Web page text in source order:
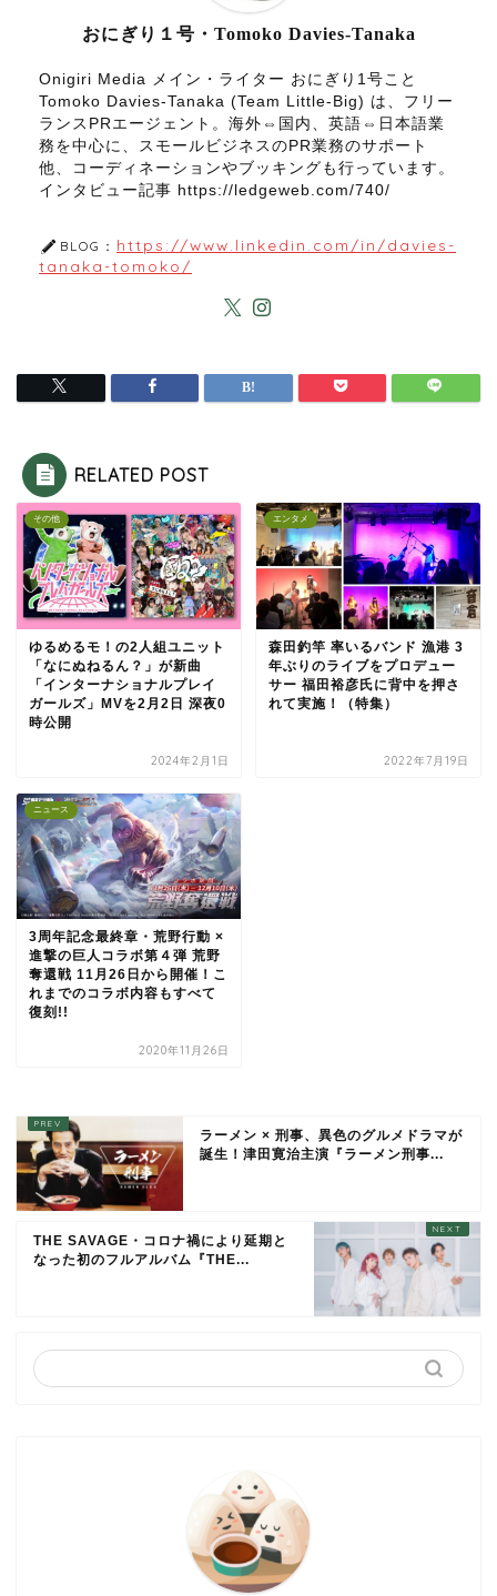
おにぎり１号・Tomoko Davies-Tanaka
Onigiri Media メイン・ライター おにぎり1号こと
Tomoko Davies-Tanaka (Team Little-Big) は、フリー
ランスPRエージェント。海外⇔国内、英語⇔日本語業
務を中心に、スモールビジネスのPR業務のサポート
他、コーディネーションやブッキングも行っています。
インタビュー記事 https://ledgeweb.com/740/
BLOG： https://www.linkedin.com/in/davies-
tanaka-tomoko/
RELATED POST
その他
ゆるめるモ！の2人組ユニット
「なにぬねるん？」が新曲
「インターナショナルプレイ
ガールズ」MVを2月2日 深夜0
時公開
2024年2月1日
エンタメ
森田釣竿 率いるバンド 漁港 3
年ぶりのライブをプロデュー
サー 福田裕彦氏に背中を押さ
れて実施！（特集）
2022年7月19日
ニュース
3周年記念最終章・荒野行動 ×
進撃の巨人コラボ第４弾 荒野
奪還戦 11月26日から開催！こ
れまでのコラボ内容もすべて
復刻!!
2020年11月26日
ラーメン × 刑事、異色のグルメドラマが
誕生！津田寛治主演『ラーメン刑事...
THE SAVAGE・コロナ禍により延期と
なった初のフルアルバム『THE...